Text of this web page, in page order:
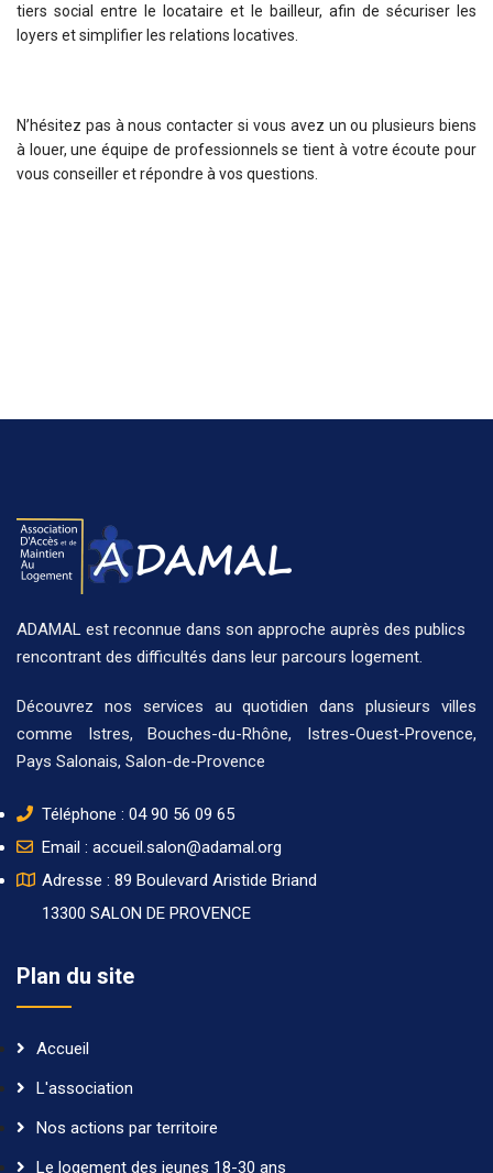
tiers social entre le locataire et le bailleur, afin de sécuriser les
loyers et simplifier les relations locatives.
N’hésitez pas à nous contacter si vous avez un ou plusieurs biens
à louer, une équipe de professionnels se tient à votre écoute pour
vous conseiller et répondre à vos questions.
ADAMAL est reconnue dans son approche auprès des publics
rencontrant des difficultés dans leur parcours logement.
Découvrez nos services au quotidien dans plusieursvilles
comme Istres,Bouches-du-Rhône, Istres-Ouest-Provence,
Pays Salonais, Salon-de-Provence
Téléphone : 04 90 56 09 65
Email : accueil.salon@adamal.org
Adresse : 89 Boulevard Aristide Briand
13300 SALON DE PROVENCE
Plan du site
Accueil
L'association
Nos actions par territoire
Le logement des jeunes 18-30 ans